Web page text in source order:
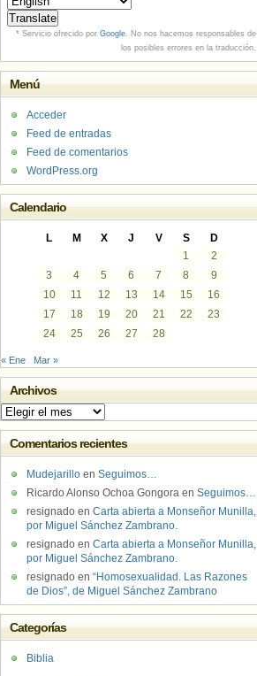
* Servicio ofrecido por Google. No nos hacemos responsables de
los posibles errores en la traducción.
Menú
Acceder
Feed de entradas
Feed de comentarios
WordPress.org
Calendario
L M X J V S
D
1
2
3
4 5 6 7 8
9
10
11 12 13 14 15
16
17
18 19 20 21 22
23
24
25 26 27 28
« Ene Mar »
Archivos
Archivos
Comentarios recientes
Mudejarillo en Seguimos…
Ricardo Alonso Ochoa Gongora en Seguimos…
resignado en Carta abierta a Monseñor Munilla,
por Miguel Sánchez Zambrano.
resignado en Carta abierta a Monseñor Munilla,
por Miguel Sánchez Zambrano.
resignado en “Homosexualidad. Las Razones
de Dios”, de Miguel Sánchez Zambrano
Categorías
Biblia